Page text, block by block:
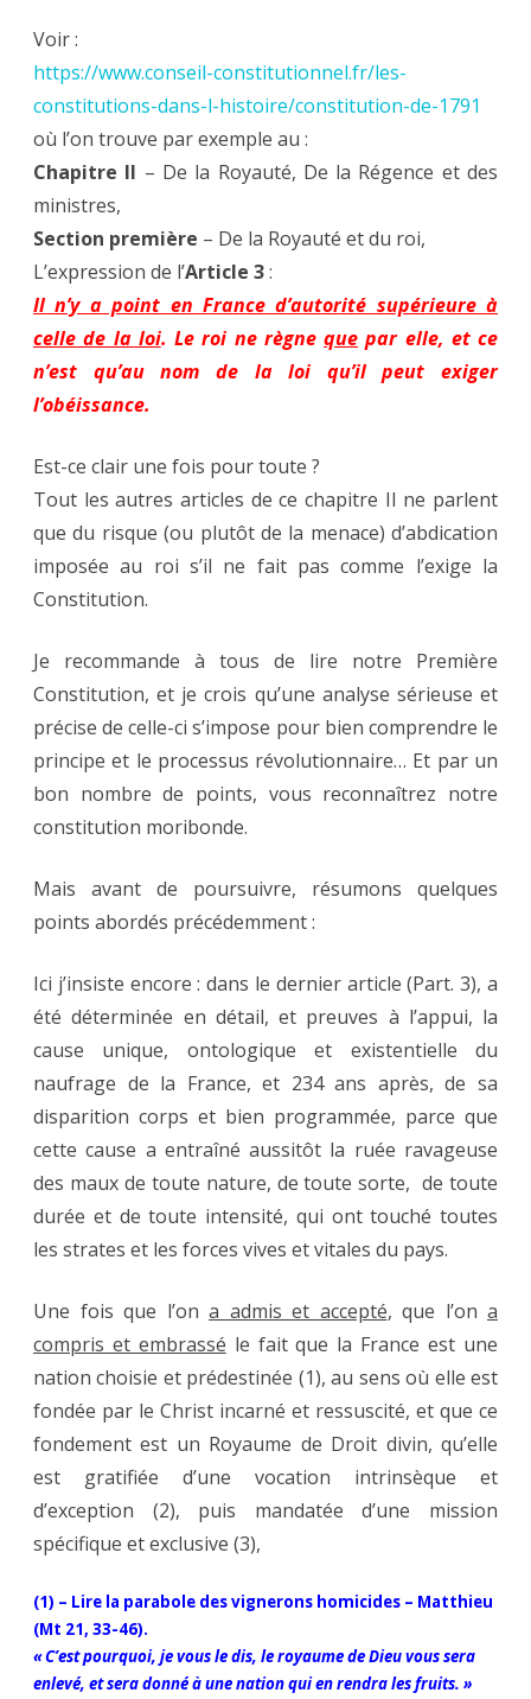
Voir :
https://www.conseil-constitutionnel.fr/les-
constitutions-dans-l-histoire/constitution-de-1791
où l’on trouve par exemple au :
Chapitre II – De la Royauté, De la Régence et des
ministres,
Section première – De la Royauté et du roi,
L’expression de l’Article 3:
Il n’y a point en France d’autorité supérieure à
celle de la loi. Le roi ne règne que par elle, et ce
n’est qu’au nom de la loi qu’il peut exiger
l’obéissance.
Est-ce clair une fois pour toute ?
Tout les autres articles de ce chapitre II ne parlent
que du risque (ou plutôt de la menace) d’abdication
imposée au roi s’il ne fait pas comme l’exige la
Constitution.
Je recommande à tous de lire notre Première
Constitution, et je crois qu’une analyse sérieuse et
précise de celle-ci s’impose pour bien comprendre le
principe et le processus révolutionnaire… Et par un
bon nombre de points, vous reconnaîtrez notre
constitution moribonde.
Mais avant de poursuivre, résumons quelques
points abordés précédemment :
Ici j’insiste encore : dans le dernier article (Part. 3), a
été déterminée en détail, et preuves à l’appui, la
cause unique, ontologique et existentielle du
naufrage de la France, et 234 ans après, de sa
disparition corps et bien programmée, parce que
cette cause a entraîné aussitôt la ruée ravageuse
des maux de toute nature, de toute sorte, de toute
durée et de toute intensité, qui ont touché toutes
les strates et les forces vives et vitales du pays.
Une fois que l’on a admis et accepté, que l’on a
compris et embrassé le fait que la France est une
nation choisie et prédestinée (1), au sens où elle est
fondée par le Christ incarné et ressuscité, et que ce
fondement est un Royaume de Droit divin, qu’elle
est gratifiée d’une vocation intrinsèque et
d’exception (2), puis mandatée d’une mission
spécifique et exclusive (3),
(1) – Lire la parabole des vignerons homicides – Matthieu
(Mt 21, 33-46).
« C’est pourquoi, je vous le dis, le royaume de Dieu vous sera
enlevé, et sera donné à une nation qui en rendra les fruits. »